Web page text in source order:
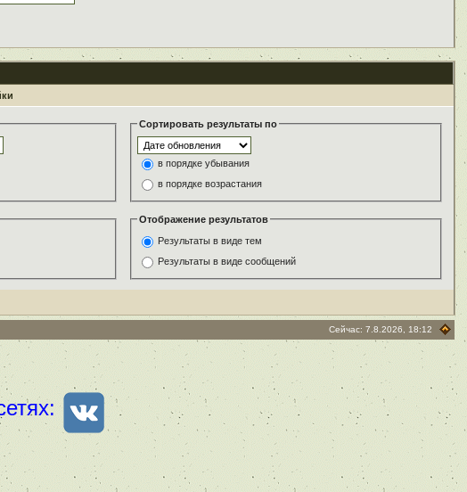
Сортировать результаты по
в порядке убывания
в порядке возрастания
Отображение результатов
Результаты в виде тем
Результаты в виде сообщений
Сейчас: 7.8.2026, 18:12